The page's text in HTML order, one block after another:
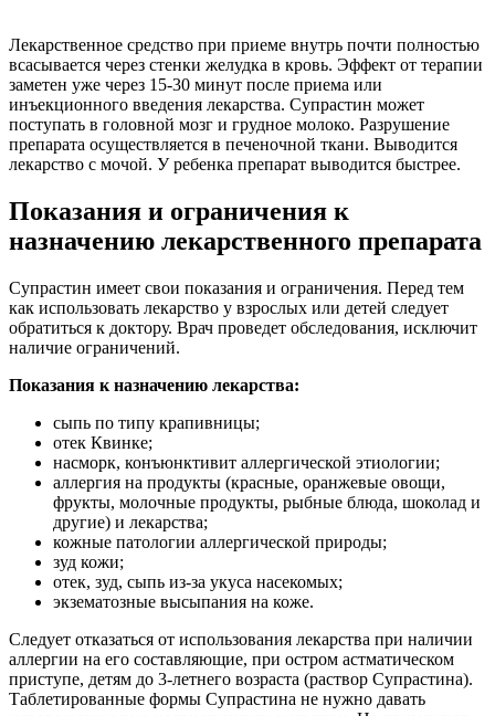
Лекарственное средство при приеме внутрь почти полностью
всасывается через стенки желудка в кровь. Эффект от терапии
заметен уже через 15-30 минут после приема или
инъекционного введения лекарства. Супрастин может
поступать в головной мозг и грудное молоко. Разрушение
препарата осуществляется в печеночной ткани. Выводится
лекарство с мочой. У ребенка препарат выводится быстрее.
Показания и ограничения к
назначению лекарственного препарата
Супрастин имеет свои показания и ограничения. Перед тем
как использовать лекарство у взрослых или детей следует
обратиться к доктору. Врач проведет обследования, исключит
наличие ограничений.
Показания к назначению лекарства:
сыпь по типу крапивницы;
отек Квинке;
насморк, конъюнктивит аллергической этиологии;
аллергия на продукты (красные, оранжевые овощи,
фрукты, молочные продукты, рыбные блюда, шоколад и
другие) и лекарства;
кожные патологии аллергической природы;
зуд кожи;
отек, зуд, сыпь из-за укуса насекомых;
экзематозные высыпания на коже.
Следует отказаться от использования лекарства при наличии
аллергии на его составляющие, при остром астматическом
приступе, детям до 3-летнего возраста (раствор Супрастина).
Таблетированные формы Супрастина не нужно давать